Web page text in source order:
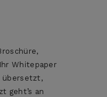
Whitepaper
übersetzt,
geht’s an